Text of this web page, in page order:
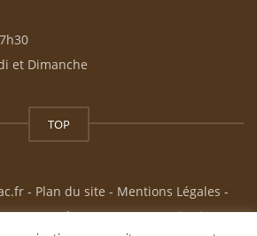
et Dimanche
TOP
- Plan du site - Mentions Légales -
: Résonance Communication